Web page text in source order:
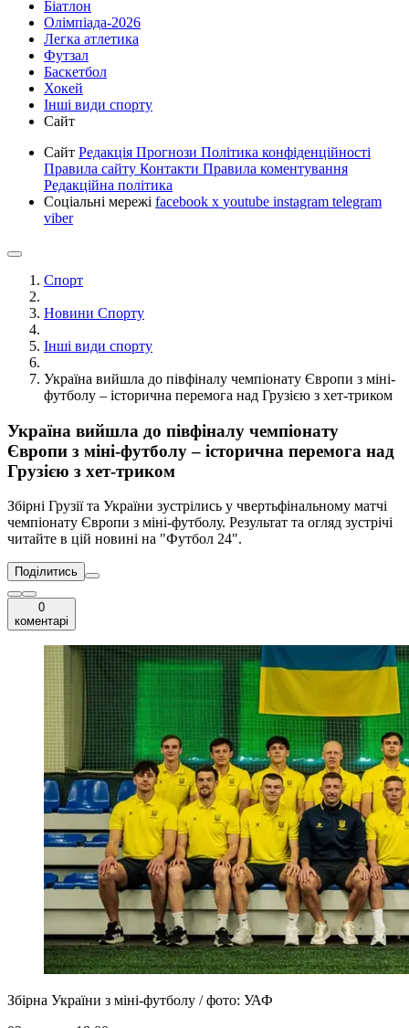
Біатлон
Олімпіада-2026
Легка атлетика
Футзал
Баскетбол
Хокей
Інші види спорту
Сайт
Сайт Редакція Прогнози Політика конфіденційності
Правила сайту Контакти Правила коментування
Редакційна політика
Соціальні мережі facebook x youtube instagram telegram
viber
Спорт
Новини Спорту
Інші види спорту
Україна вийшла до півфіналу чемпіонату Європи з міні-
футболу – історична перемога над Грузією з хет-триком
Україна вийшла до півфіналу чемпіонату
Європи з міні-футболу – історична перемога над
Грузією з хет-триком
Збірні Грузії та України зустрілись у чвертьфінальному матчі
чемпіонату Європи з міні-футболу. Результат та огляд зустрічі
читайте в цій новині на "Футбол 24".
Поділитись
0
коментарі
Збірна України з міні-футболу / фото: УАФ